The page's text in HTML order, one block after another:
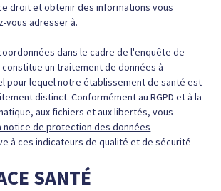
droit et obtenir des informations vous
vous adresser à.
dans le cadre de l'enquête de
un traitement de données à
pour lequel notre établissement de santé est
distinct. Conformément au RGPD et à la
aux fichiers et aux libertés, vous
notice de protection des données
à ces indicateurs de qualité et de sécurité
SANTÉ